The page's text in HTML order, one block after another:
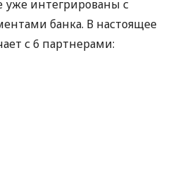
уже интегрированы с
банка. В настоящее
с 6 партнерами: